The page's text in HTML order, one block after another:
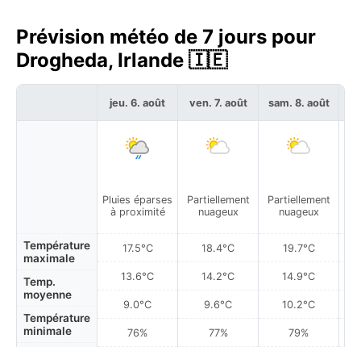
Prévision météo de 7 jours pour
Drogheda, Irlande 🇮🇪
Température
maximale
Temp.
moyenne
Température
minimale
jeu. 6. août
Pluies éparses
à proximité
17.5°C
13.6°C
9.0°C
76%
ven. 7. août
Partiellement
nuageux
18.4°C
14.2°C
9.6°C
77%
sam. 8. août
Partiellement
nuageux
19.7°C
14.9°C
10.2°C
79%